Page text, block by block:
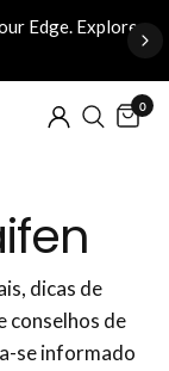
Edge. Explore
0
dicas de
conselhos de
se informado